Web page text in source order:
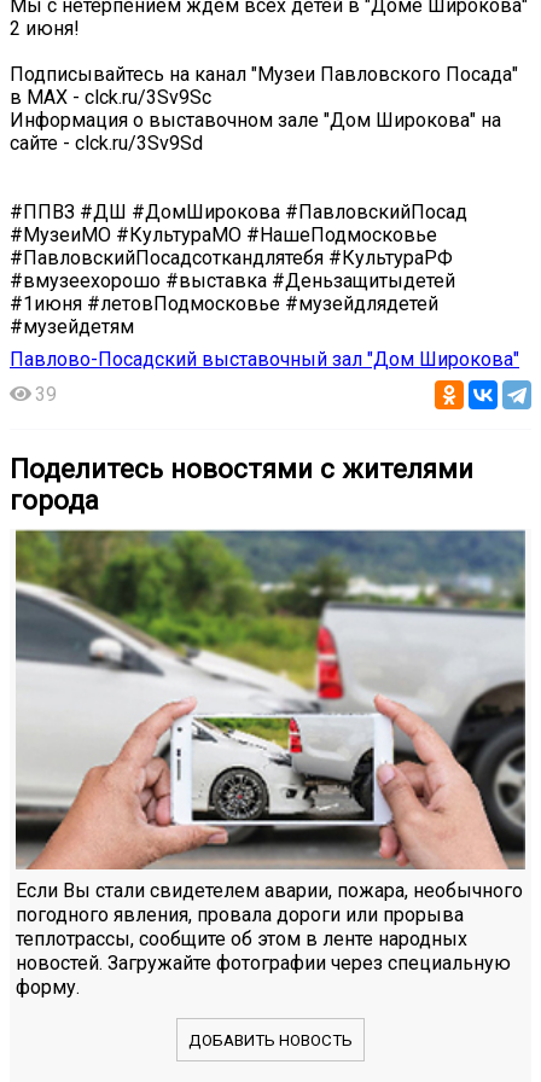
Мы с нетерпением ждем всех детей в "Доме Широкова"
2 июня!
Подписывайтесь на канал "Музеи Павловского Посада"
в МАХ - clck.ru/3Sv9Sc
Информация о выставочном зале "Дом Широкова" на
сайте - clck.ru/3Sv9Sd
#ППВЗ #ДШ #ДомШирокова #ПавловскийПосад
#МузеиМО #КультураМО #НашеПодмосковье
#ПавловскийПосадсоткандлятебя #КультураРФ
#вмузеехорошо #выставка #Деньзащитыдетей
#1июня #летовПодмосковье #музейдлядетей
#музейдетям
Павлово-Посадский выставочный зал "Дом Широкова"
39
Поделитесь новостями с жителями
города
Если Вы стали свидетелем аварии, пожара, необычного
погодного явления, провала дороги или прорыва
теплотрассы, сообщите об этом в ленте народных
новостей. Загружайте фотографии через специальную
форму.
ДОБАВИТЬ НОВОСТЬ